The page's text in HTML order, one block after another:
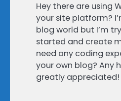
Hey there are using
your site platform?
blog world but I’m
started and create
need any coding
your own blog? Any
greatly appreciated!